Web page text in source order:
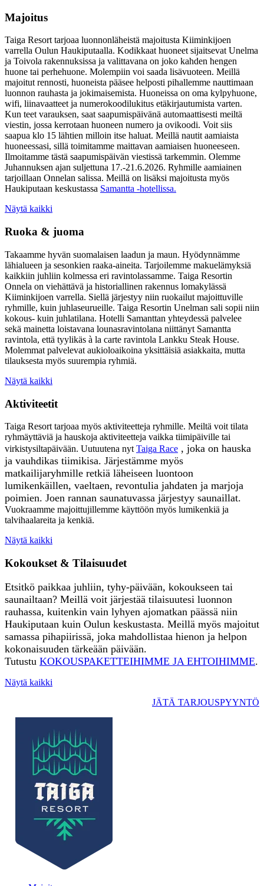
Majoitus
Taiga Resort tarjoaa luonnonläheistä majoitusta Kiiminkijoen
varrella Oulun Haukiputaalla. Kodikkaat huoneet sijaitsevat Unelma
ja Toivola rakennuksissa ja valittavana on joko kahden hengen
huone tai perhehuone. Molempiin voi saada lisävuoteen. Meillä
majoitut rennosti, huoneista pääsee helposti pihallemme nauttimaan
luonnon rauhasta ja jokimaisemista. Huoneissa on oma kylpyhuone,
wifi, liinavaatteet ja numerokoodilukitus etäkirjautumista varten.
Kun teet varauksen, saat saapumispäivänä automaattisesti meiltä
viestin, jossa kerrotaan huoneen numero ja ovikoodi. Voit siis
saapua klo 15 lähtien milloin itse haluat. Meillä nautit aamiaista
huoneessasi, sillä toimitamme maittavan aamiaisen huoneeseen.
Ilmoitamme tästä saapumispäivän viestissä tarkemmin. Olemme
Juhannuksen ajan suljettuna 17.-21.6.2026. Ryhmille aamiainen
tarjoillaan Onnelan salissa. Meillä on lisäksi majoitusta myös
Haukiputaan keskustassa Samantta -hotellissa.
Näytä kaikki
Ruoka & juoma
Takaamme hyvän suomalaisen laadun ja maun. Hyödynnämme
lähialueen ja sesonkien raaka-aineita. Tarjoilemme makuelämyksiä
kaikkiin juhliin kolmessa eri ravintolassamme. Taiga Resortin
Onnela on viehättävä ja historiallinen rakennus lomakylässä
Kiiminkijoen varrella. Siellä järjestyy niin ruokailut majoittuville
ryhmille, kuin juhlaseurueille. Taiga Resortin Unelman sali sopii niin
kokous- kuin juhlatilana. Hotelli Samanttan yhteydessä palvelee
sekä mainetta loistavana lounasravintolana niittänyt Samantta
ravintola, että tyylikäs à la carte ravintola Lankku Steak House.
Molemmat palvelevat aukioloaikoina yksittäisiä asiakkaita, mutta
tilauksesta myös suurempia ryhmiä.
Näytä kaikki
Aktiviteetit
Taiga Resort tarjoaa myös aktiviteetteja ryhmille. Meiltä voit tilata
ryhmäyttäviä ja hauskoja aktiviteetteja vaikka tiimipäiville tai
virkistysiltapäivään. Uutuutena nyt Taiga Race , joka on hauska
ja vauhdikas tiimikisa. Järjestämme myös
matkailijaryhmille retkiä läheiseen luontoon
lumikenkäillen, vaeltaen, revontulia jahdaten ja marjoja
poimien. Joen rannan saunatuvassa järjestyy saunaillat.
Vuokraamme majoittujillemme käyttöön myös lumikenkiä ja
talvihaalareita ja kenkiä.
Näytä kaikki
Kokoukset & Tilaisuudet
Etsitkö paikkaa juhliin, tyhy-päivään, kokoukseen tai
saunailtaan? Meillä voit järjestää tilaisuutesi luonnon
rauhassa, kuitenkin vain lyhyen ajomatkan päässä niin
Haukiputaan kuin Oulun keskustasta. Meillä myös majoitut
samassa pihapiirissä, joka mahdollistaa hienon ja helpon
kokonaisuuden tärkeään päivään.
Tutustu KOKOUSPAKETTEIHIMME JA EHTOIHIMME.
Näytä kaikki
JÄTÄ TARJOUSPYYNTÖ